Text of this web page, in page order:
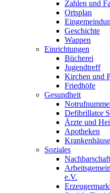
Zahlen und
Ortsplan
Geschichte
Wappen
Einrichtungen
Bücherei
Jugendtreff
Kirchen und
Friedhöfe
Gesundheit
Defibrillator
Ärzte und
Apotheken
Soziales
e.V.